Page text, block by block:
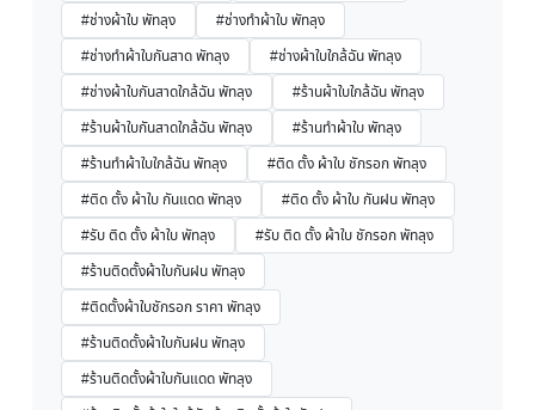
#ช่างผ้าใบ พัทลุง
#ช่างทำผ้าใบ พัทลุง
#ช่างทำผ้าใบกันสาด พัทลุง
#ช่างผ้าใบใกล้ฉัน พัทลุง
#ช่างผ้าใบกันสาดใกล้ฉัน พัทลุง
#ร้านผ้าใบใกล้ฉัน พัทลุง
#ร้านผ้าใบกันสาดใกล้ฉัน พัทลุง
#ร้านทำผ้าใบ พัทลุง
#ร้านทำผ้าใบใกล้ฉัน พัทลุง
#ติด ตั้ง ผ้าใบ ชักรอก พัทลุง
#ติด ตั้ง ผ้าใบ กันแดด พัทลุง
#ติด ตั้ง ผ้าใบ กันฝน พัทลุง
#รับ ติด ตั้ง ผ้าใบ พัทลุง
#รับ ติด ตั้ง ผ้าใบ ชักรอก พัทลุง
#ร้านติดตั้งผ้าใบกันฝน พัทลุง
#ติดตั้งผ้าใบชักรอก ราคา พัทลุง
#ร้านติดตั้งผ้าใบกันฝน พัทลุง
#ร้านติดตั้งผ้าใบกันแดด พัทลุง